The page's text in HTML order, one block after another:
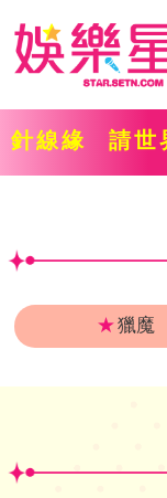
針線緣 請世
★獵魔